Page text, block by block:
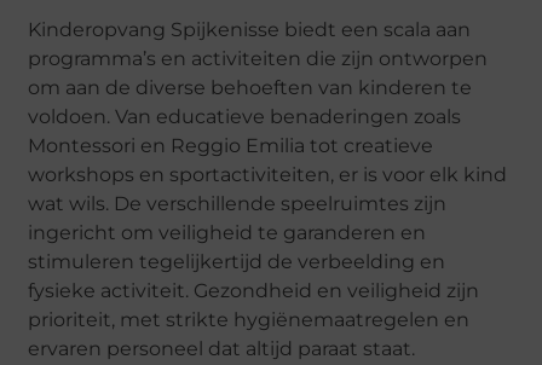
Kinderopvang Spijkenisse biedt een scala aan
programma’s en activiteiten die zijn ontworpen
om aan de diverse behoeften van kinderen te
voldoen. Van educatieve benaderingen zoals
Montessori en Reggio Emilia tot creatieve
workshops en sportactiviteiten, er is voor elk kind
wat wils. De verschillende speelruimtes zijn
ingericht om veiligheid te garanderen en
stimuleren tegelijkertijd de verbeelding en
fysieke activiteit. Gezondheid en veiligheid zijn
prioriteit, met strikte hygiënemaatregelen en
ervaren personeel dat altijd paraat staat.